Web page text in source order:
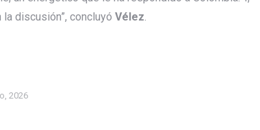
discusión”, concluyó Vélez
2026